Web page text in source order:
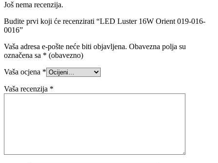
Još nema recenzija.
Budite prvi koji će recenzirati “LED Luster 16W Orient 019-016-
0016”
Vaša adresa e-pošte neće biti objavljena. Obavezna polja su
označena sa * (obavezno)
Vaša ocjena *
Vaša recenzija *